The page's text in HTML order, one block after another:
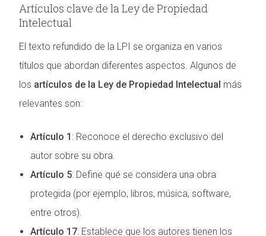
Artículos clave de la Ley de Propiedad
Intelectual
El texto refundido de la LPI se organiza en varios
títulos que abordan diferentes aspectos. Algunos de
los artículos de la Ley de Propiedad Intelectual más
relevantes son:
Artículo 1 : Reconoce el derecho exclusivo del
autor sobre su obra.
Artículo 5: Define qué se considera una obra
protegida (por ejemplo, libros, música, software,
entre otros).
Artículo 17: Establece que los autores tienen los